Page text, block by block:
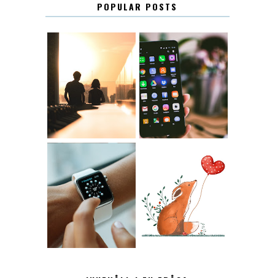
POPULAR POSTS
KONTAKT KONTAKTLISTA
12.30 LUGN